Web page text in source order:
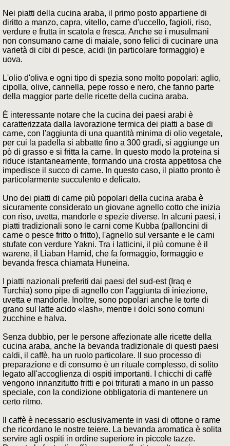
Nei piatti della cucina araba, il primo posto appartiene di
diritto a manzo, capra, vitello, carne d'uccello, fagioli, riso,
verdure e frutta in scatola e fresca. Anche se i musulmani
non consumano carne di maiale, sono felici di cucinare una
varietà di cibi di pesce, acidi (in particolare formaggio) e
uova.
L'olio d'oliva e ogni tipo di spezia sono molto popolari: aglio,
cipolla, olive, cannella, pepe rosso e nero, che fanno parte
della maggior parte delle ricette della cucina araba.
È interessante notare che la cucina dei paesi arabi è
caratterizzata dalla lavorazione termica dei piatti a base di
carne, con l'aggiunta di una quantità minima di olio vegetale,
per cui la padella si abbatte fino a 300 gradi, si aggiunge un
pò di grasso e si fritta la carne. In questo modo la proteina si
riduce istantaneamente, formando una crosta appetitosa che
impedisce il succo di carne. In questo caso, il piatto pronto è
particolarmente succulento e delicato.
Uno dei piatti di carne più popolari della cucina araba è
sicuramente considerato un giovane agnello cotto che inizia
con riso, uvetta, mandorle e spezie diverse. In alcuni paesi, i
piatti tradizionali sono le carni come Kubba (palloncini di
carne o pesce fritto o fritto), l'agnello sul versante e le carni
stufate con verdure Yakni. Tra i latticini, il più comune è il
warene, il Liaban Hamid, che fa formaggio, formaggio e
bevanda fresca chiamata Huneina.
I piatti nazionali preferiti dai paesi del sud-est (Iraq e
Turchia) sono pipe di agnello con l'aggiunta di iniezione,
uvetta e mandorle. Inoltre, sono popolari anche le torte di
grano sul latte acido «Iash», mentre i dolci sono comuni
zucchine e halva.
Senza dubbio, per le persone affezionate alle ricette della
cucina araba, anche la bevanda tradizionale di questi paesi
caldi, il caffè, ha un ruolo particolare. Il suo processo di
preparazione e di consumo è un rituale complesso, di solito
legato all'accoglienza di ospiti importanti. I chicchi di caffè
vengono innanzitutto fritti e poi triturati a mano in un passo
speciale, con la condizione obbligatoria di mantenere un
certo ritmo.
Il caffè è necessario esclusivamente in vasi di ottone o rame
che ricordano le nostre teiere. La bevanda aromatica è solita
servire agli ospiti in ordine superiore in piccole tazze.